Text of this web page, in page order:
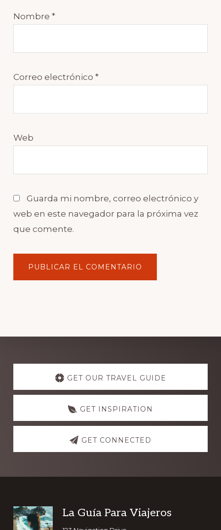
Nombre *
Correo electrónico *
Web
Guarda mi nombre, correo electrónico y
web en este navegador para la próxima vez
que comente.
Explore
GET OUR TRAVEL GUIDE
GET INSPIRATION
GET CONNECTED
Footer
La Guía Para Viajeros